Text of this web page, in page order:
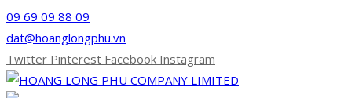
09 69 09 88 09
dat@hoanglongphu.vn
Twitter Pinterest Facebook Instagram